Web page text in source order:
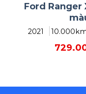
Ford Ranger
2021